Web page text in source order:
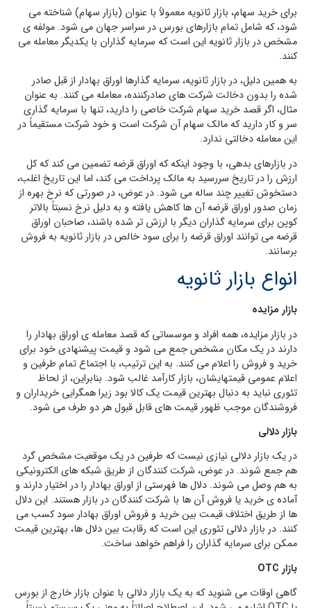
برای خرید سهام، بازار ثانویه معمولاً با عنوان (بازار سهام) شناخته می
شود، که شامل تمام بازارهای بورس در سراسر جهان می شود. مولفه ی
مشخص در بازار ثانویه این است که سرمایه گذاران با یکدیگر معامله می
کنند.
به همین دلیل، در بازار ثانویه، سرمایه گذارها اوراق بهادار از قبل صادر
شده را بدون دخالت شرکت های صادرکننده، معامله می کنند. به عنوان
مثال، اگر قصد خرید سهام شرکت خاصی را دارید، تنها با سرمایه گذاری
سر و کار دارید که مالک سهام آن شرکت است و خود شرکت مستقیماً در
این معامله دخالتی ندارد.
در بازارهای بدهی، با وجود اینکه که اوراق قرضه تضمین می کند که کل
ارزش را در تاریخ سررسید به مالک پرداخت می کند، اما این تاریخ اغلب،
دستخوش تغییر چند ساله می شود. در عوض، در صورتی که نرخ بهره از
زمان صدور اوراق قرضه آن ها کاهش یافته و به دلیل نرخ نسبتاً بالاتر
کوپن برای سرمایه گذاران دیگر با ارزش تر شده باشند، صاحبان اوراق
قرضه می توانند اوراق قرضه را برای سود خالص در بازار ثانویه به فروش
برسانند.
انواع بازار ثانویه
بازار مزایده
در بازار مزایده، همه افراد و موسساتی که قصد معامله ی اوراق بهادار را
دارند در یک مکان مشخص جمع می شود و قیمت پیشنهادی خود برای
خرید و فروش را اعلام می کنند. به این ترتیب، با اجتماع تمام طرفین و
اعلام عمومی قیمتهایشان، بازار کارآمد غالب شود. بنابراین، از لحاظ
تئوری نباید به دنبال بهترین قیمت یک کالا بود زیرا همگرایی خریداران و
فروشندگان موجب ظهور قیمت های قابل قبول هر دو طرف می شود.
بازار دلالی
در یک بازار دلالی نیازی نیست که طرفین در یک موقعیت مشخص گرد
هم جمع شوند. در عوض، شرکت کنندگان از طریق شبکه های الکترونیکی
به هم وصل می شوند. دلال ها فهرستی از اوراق بهادار را در اختیار دارند و
آماده ی خرید یا فروش آن ها با شرکت کنندگان در بازار هستند. این دلال
ها از طریق اختلاف قیمت بین خرید و فروش اوراق بهادار سود کسب می
کنند. در بازار دلالی تئوری این است که رقابت بین دلال ها، بهترین قیمت
ممکن برای سرمایه گذاران را فراهم خواهد ساخت.
بازار OTC
گاهی اوقات می شنوید که به یک بازار دلالی با عنوان بازار خارج از بورس